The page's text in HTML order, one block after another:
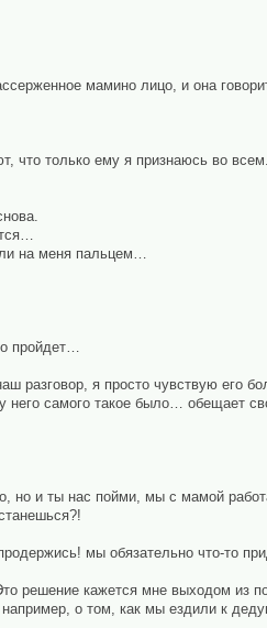
мамино лицо, и она
что только ему я признаюсь во всем.
на меня пальцем…
пройдет…
разговор, я просто чувствую его
самого такое было… обещает
но и ты нас пойми, мы с мамой
мы обязательно что-то
решение кажется мне выходом из
о том, как мы ездили к